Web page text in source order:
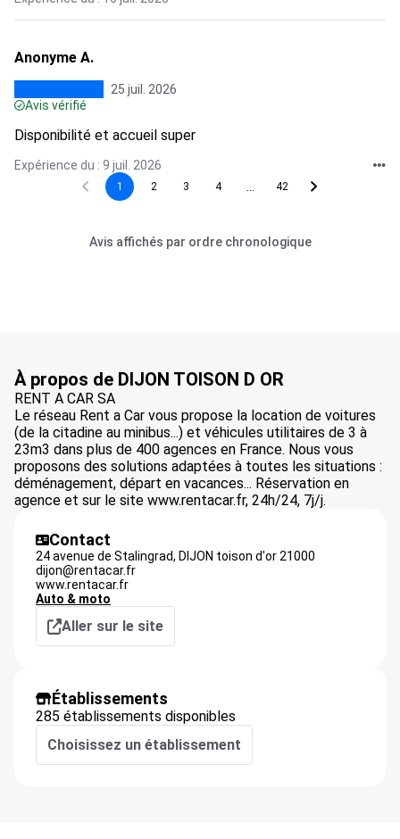
Anonyme A.
25 juil. 2026
Avis vérifié
Disponibilité et accueil super
Expérience du : 9 juil. 2026
1 2 3 4 42
Avis affichés par ordre chronologique
À propos de DIJON TOISON D OR
RENT A CAR SA
Le réseau Rent a Car vous propose la location de voitures
(de la citadine au minibus...) et véhicules utilitaires de 3 à
23m3 dans plus de 400 agences en France. Nous vous
proposons des solutions adaptées à toutes les situations :
déménagement, départ en vacances... Réservation en
agence et sur le site www.rentacar.fr, 24h/24, 7j/j.
Contact
24 avenue de Stalingrad, DIJON toison d'or 21000
dijon@rentacar.fr
www.rentacar.fr
Auto & moto
Aller sur le site
Établissements
285 établissements disponibles
Choisissez un établissement